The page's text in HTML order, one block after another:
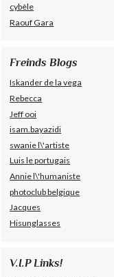
cybèle
Raouf Gara
Freinds Blogs
Iskander de la vega
Rebecca
Jeff ooi
isam.bayazidi
swanie l\'artiste
Luis le portugais
Annie l\'humaniste
photoclub belgique
Jacques
Hisunglasses
V.I.P Links!